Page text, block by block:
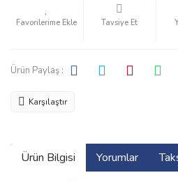
Tavsiye Et
Ürün Paylaş :
Karşılaştır
Ürün Bilgisi Yorumlar